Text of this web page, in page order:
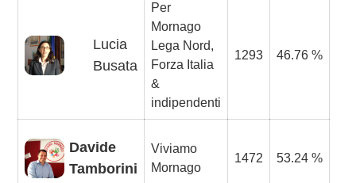
Lucia
Busata
Per
Mornago
Lega Nord,
Forza Italia
&
indipendenti
1293 46.76 %
Davide
Tamborini
Viviamo
Mornago
1472 53.24 %